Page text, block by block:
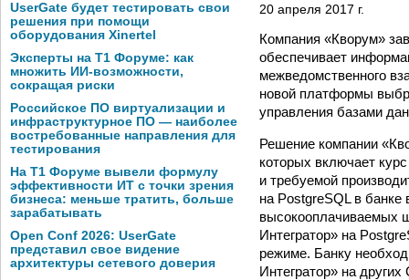
UserGate будет тестировать свои
решения при помощи
оборудования Xinertel
Эксперты на Т1 Форуме: как
множить ИИ-возможности,
сокращая риски
Российское ПО виртуализации и
инфраструктурное ПО — наиболее
востребованные направления для
тестирования
На Т1 Форуме вывели формулу
эффективности ИТ с точки зрения
бизнеса: меньше тратить, больше
зарабатывать
Open Conf 2026: UserGate
представил свое видение
архитектуры сетевого доверия
20 апреля 2017 г.
Компания «Кворум»
обеспечивает
межведомственного
новой платформы
управления базами
Решение компании
которых включает
и требуемой
на PostgreSQL в
высокооплачиваемых
Интегратор» на
режиме. Банку
Интегратор» на